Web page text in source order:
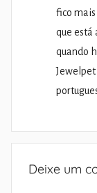
fico mais
que está
quando
Jewelpet
Deixe um